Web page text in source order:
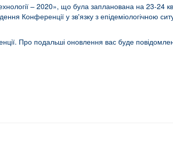
– 2020», що була запланована на 23-24
Конференції у зв'язку з епідеміологічною
Про подальші оновлення вас буде